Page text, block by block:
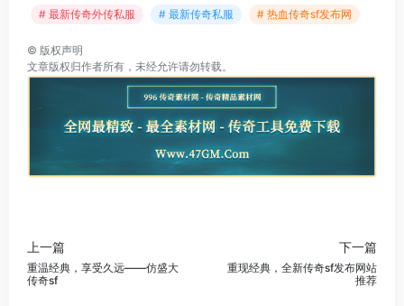
# 最新传奇外传私服
# 最新传奇私服 # 热血传奇sf发布网
© 版权声明
文章版权归作者所有，未经允许请勿转载。
上一篇
重温经典，享受久远——仿盛大
传奇sf
下一篇
重现经典，全新传奇sf发布网站
推荐